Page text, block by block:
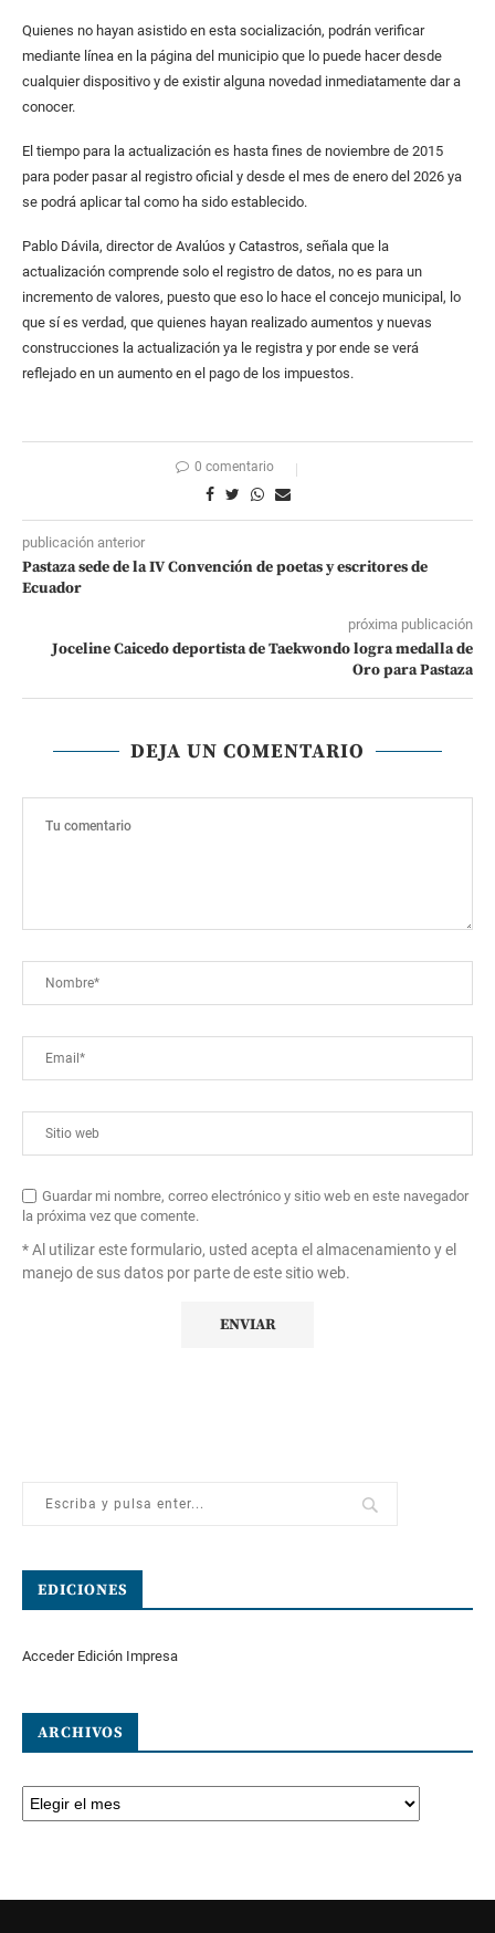
Quienes no hayan asistido en esta socialización, podrán verificar
mediante línea en la página del municipio que lo puede hacer desde
cualquier dispositivo y de existir alguna novedad inmediatamente dar a
conocer.
El tiempo para la actualización es hasta fines de noviembre de 2015
para poder pasar al registro oficial y desde el mes de enero del 2026 ya
se podrá aplicar tal como ha sido establecido.
Pablo Dávila, director de Avalúos y Catastros, señala que la
actualización comprende solo el registro de datos, no es para un
incremento de valores, puesto que eso lo hace el concejo municipal, lo
que sí es verdad, que quienes hayan realizado aumentos y nuevas
construcciones la actualización ya le registra y por ende se verá
reflejado en un aumento en el pago de los impuestos.
0 comentario
publicación anterior
Pastaza sede de la IV Convención de poetas y escritores de
Ecuador
próxima publicación
Joceline Caicedo deportista de Taekwondo logra medalla de
Oro para Pastaza
DEJA UN COMENTARIO
Guardar mi nombre, correo electrónico y sitio web en este navegador
la próxima vez que comente.
* Al utilizar este formulario, usted acepta el almacenamiento y el
manejo de sus datos por parte de este sitio web.
EDICIONES
Acceder Edición Impresa
ARCHIVOS